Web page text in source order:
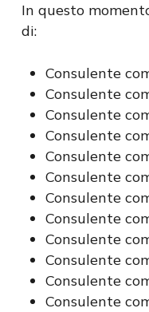
In questo
di:
Consulente
Consulente
Consulente
Consulente
Consulente
Consulente
Consulente
Consulente
Consulente
Consulente
Consulente
Consulente